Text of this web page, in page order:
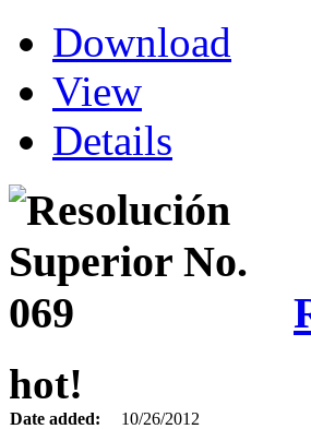
Download
View
Details
hot!
Date added:
10/26/2012